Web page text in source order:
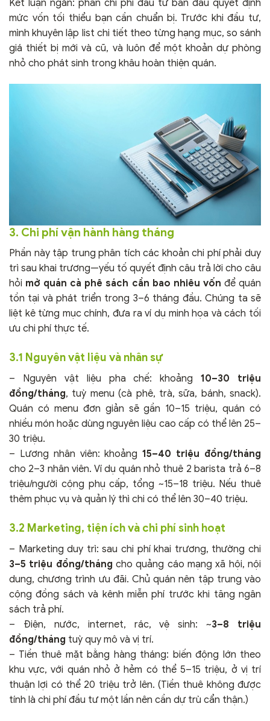
Kết luận ngắn: phần chi phí đầu tư ban đầu quyết định
mức vốn tối thiểu bạn cần chuẩn bị. Trước khi đầu tư,
mình khuyên lập list chi tiết theo từng hạng mục, so sánh
giá thiết bị mới và cũ, và luôn để một khoản dự phòng
nhỏ cho phát sinh trong khâu hoàn thiện quán.
3. Chi phí vận hành hàng tháng
Phần này tập trung phân tích các khoản chi phí phải duy
trì sau khai trương—yếu tố quyết định câu trả lời cho câu
hỏi mở quán cà phê sách cần bao nhiêu vốn để quán
tồn tại và phát triển trong 3–6 tháng đầu. Chúng ta sẽ
liệt kê từng mục chính, đưa ra ví dụ minh họa và cách tối
ưu chi phí thực tế.
3.1 Nguyên vật liệu và nhân sự
– Nguyên vật liệu pha chế: khoảng10–30 triệu
đồng/tháng, tuỳ menu (cà phê, trà, sữa, bánh, snack).
Quán có menu đơn giản sẽ gần 10–15 triệu, quán có
nhiều món hoặc dùng nguyên liệu cao cấp có thể lên 25–
30 triệu.
– Lương nhân viên: khoảng15–40 triệu đồng/tháng
cho 2–3 nhân viên. Ví dụ quán nhỏ thuê 2 barista trả 6–8
triệu/người cộng phụ cấp, tổng ~15–18 triệu. Nếu thuê
thêm phục vụ và quản lý thì chi có thể lên 30–40 triệu.
3.2 Marketing, tiện ích và chi phí sinh hoạt
– Marketing duy trì: sau chi phí khai trương, thường chi
3–5 triệu đồng/tháng cho quảng cáo mạng xã hội, nội
dung, chương trình ưu đãi. Chủ quán nên tập trung vào
cộng đồng sách và kênh miễn phí trước khi tăng ngân
sách trả phí.
– Điện, nước, internet, rác, vệ sinh: ~3–8 triệu
đồng/tháng tuỳ quy mô và vị trí.
– Tiền thuê mặt bằng hàng tháng: biến động lớn theo
khu vực, với quán nhỏ ở hẻm có thể 5–15 triệu, ở vị trí
thuận lợi có thể 20 triệu trở lên. (Tiền thuê không được
tính là chi phí đầu tư một lần nên cần dự trù cẩn thận.)